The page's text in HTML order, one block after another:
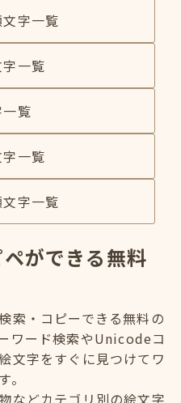
字一覧
一覧
覧
一覧
字一覧
ができる無料
索・コピーできる無料の
ワード検索やUnicodeコ
文字をすぐに見つけてワ
などカテゴリ別の絵文字